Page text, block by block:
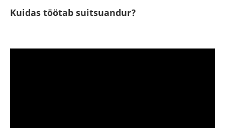
Kuidas töötab suitsuandur?